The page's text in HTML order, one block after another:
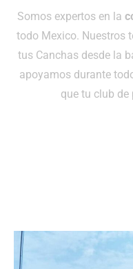
Somos expertos en la
todo Mexico. Nuestros
tus Canchas desde la
apoyamos durante
que tu club de